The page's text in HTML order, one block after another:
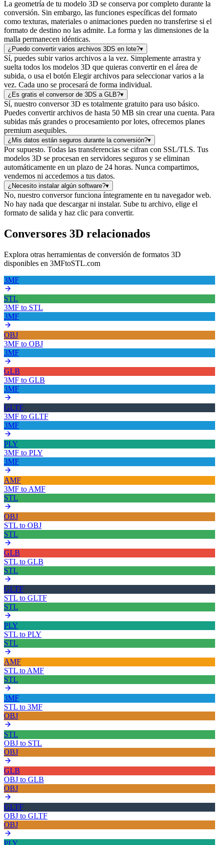
La geometría de tu modelo 3D se conserva por completo durante la
conversión. Sin embargo, las funciones específicas del formato
como texturas, materiales o animaciones pueden no transferirse si el
formato de destino no las admite. La forma y las dimensiones de la
malla permanecen idénticas.
¿Puedo convertir varios archivos 3DS en lote?▾
Sí, puedes subir varios archivos a la vez. Simplemente arrastra y
suelta todos los modelos 3D que quieras convertir en el área de
subida, o usa el botón Elegir archivos para seleccionar varios a la
vez. Cada uno se procesará de forma individual.
¿Es gratis el conversor de 3DS a GLB?▾
Sí, nuestro conversor 3D es totalmente gratuito para uso básico.
Puedes convertir archivos de hasta 50 MB sin crear una cuenta. Para
subidas más grandes o procesamiento por lotes, ofrecemos planes
premium asequibles.
¿Mis datos están seguros durante la conversión?▾
Por supuesto. Todas las transferencias se cifran con SSL/TLS. Tus
modelos 3D se procesan en servidores seguros y se eliminan
automáticamente en un plazo de 24 horas. Nunca compartimos,
vendemos ni accedemos a tus datos.
¿Necesito instalar algún software?▾
No, nuestro conversor funciona íntegramente en tu navegador web.
No hay nada que descargar ni instalar. Sube tu archivo, elige el
formato de salida y haz clic para convertir.
Conversores 3D relacionados
Explora otras herramientas de conversión de formatos 3D
disponibles en 3MFtoSTL.com
3MF
STL
3MF to STL
3MF
OBJ
3MF to OBJ
3MF
GLB
3MF to GLB
3MF
GLTF
3MF to GLTF
3MF
PLY
3MF to PLY
3MF
AMF
3MF to AMF
STL
OBJ
STL to OBJ
STL
GLB
STL to GLB
STL
GLTF
STL to GLTF
STL
PLY
STL to PLY
STL
AMF
STL to AMF
STL
3MF
STL to 3MF
OBJ
STL
OBJ to STL
OBJ
GLB
OBJ to GLB
OBJ
GLTF
OBJ to GLTF
OBJ
PLY